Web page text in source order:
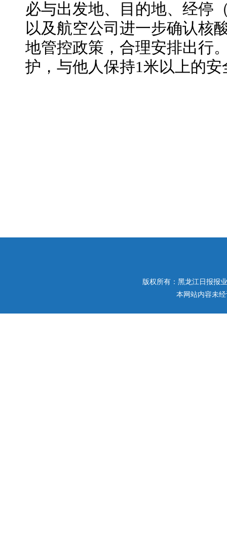
必与出发地、目的地、经停
以及航空公司进一步确认核
地管控政策，合理安排出行
护，与他人保持1米以上的
版权所有：黑龙江日报报
本网站内容未